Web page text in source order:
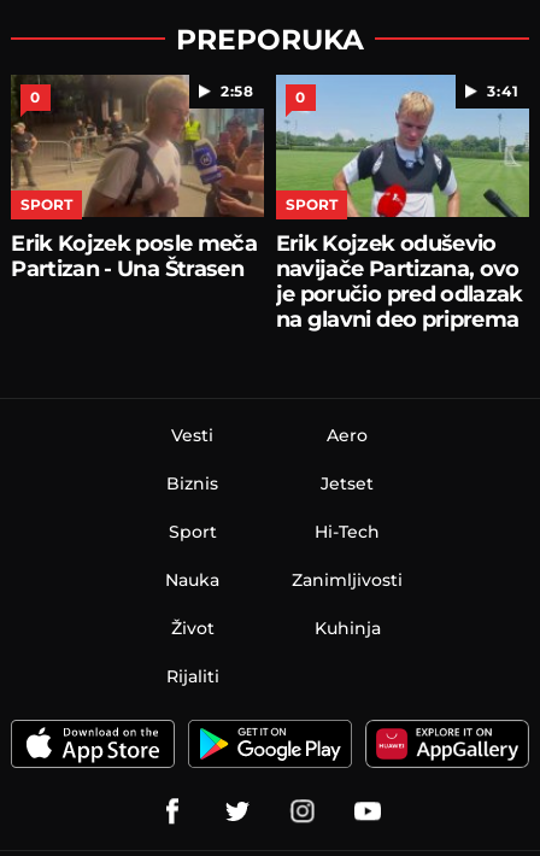
PREPORUKA
2:58
0
SPORT
Erik Kojzek posle meča
Partizan - Una Štrasen
3:41
0
SPORT
Erik Kojzek oduševio
navijače Partizana, ovo
je poručio pred odlazak
na glavni deo priprema
Vesti
Biznis
Sport
Nauka
Aero
Jetset
Hi-Tech
Zanimljivosti
Život Kuhinja
Rijaliti